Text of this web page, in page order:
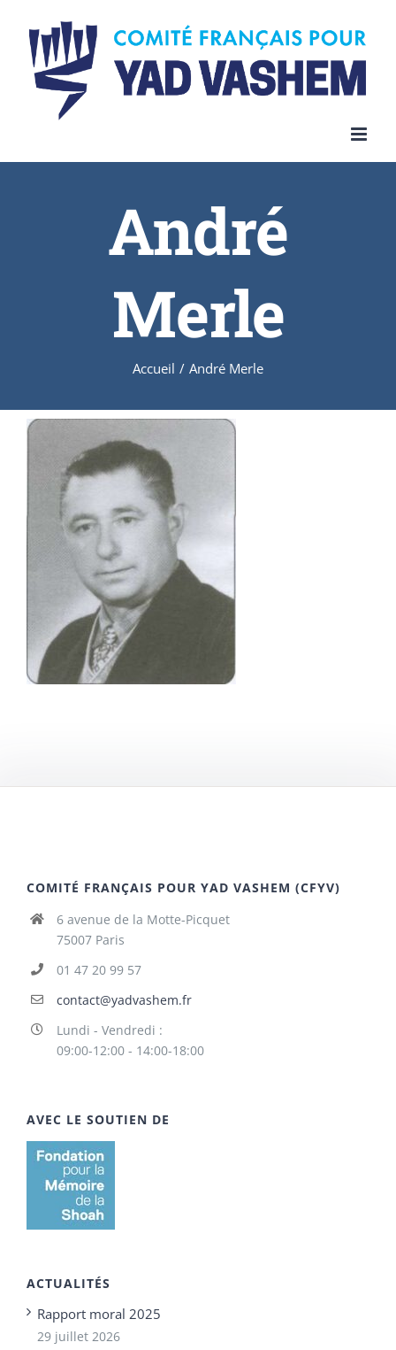
content
André
Merle
Accueil / André Merle
COMITÉ FRANÇAIS POUR YAD VASHEM (CFYV)
6 avenue de la Motte-Picquet
75007 Paris
01 47 20 99 57
contact@yadvashem.fr
Lundi - Vendredi :
09:00-12:00 - 14:00-18:00
AVEC LE SOUTIEN DE
ACTUALITÉS
Rapport moral 2025
29 juillet 2026